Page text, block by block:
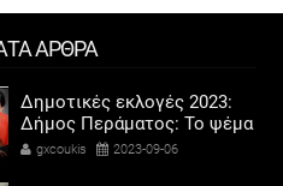
ΑΡΘΡΑ
Δημοτικές εκλογές 2023:
Δήμος Περάματος: Το ψέμα
τελικά έχει κοντά ποδάρια
gxcoukis 2023-09-06